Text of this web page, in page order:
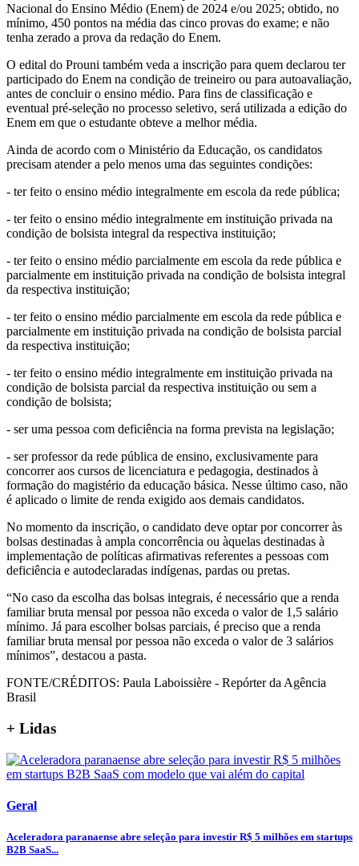
Nacional do Ensino Médio (Enem) de 2024 e/ou 2025; obtido, no
mínimo, 450 pontos na média das cinco provas do exame; e não
tenha zerado a prova da redação do Enem.
O edital do Prouni também veda a inscrição para quem declarou ter
participado do Enem na condição de treineiro ou para autoavaliação,
antes de concluir o ensino médio. Para fins de classificação e
eventual pré-seleção no processo seletivo, será utilizada a edição do
Enem em que o estudante obteve a melhor média.
Ainda de acordo com o Ministério da Educação, os candidatos
precisam atender a pelo menos uma das seguintes condições:
- ter feito o ensino médio integralmente em escola da rede pública;
- ter feito o ensino médio integralmente em instituição privada na
condição de bolsista integral da respectiva instituição;
- ter feito o ensino médio parcialmente em escola da rede pública e
parcialmente em instituição privada na condição de bolsista integral
da respectiva instituição;
- ter feito o ensino médio parcialmente em escola da rede pública e
parcialmente em instituição privada na condição de bolsista parcial
da respectiva instituição;
- ter feito o ensino médio integralmente em instituição privada na
condição de bolsista parcial da respectiva instituição ou sem a
condição de bolsista;
- ser uma pessoa com deficiência na forma prevista na legislação;
- ser professor da rede pública de ensino, exclusivamente para
concorrer aos cursos de licenciatura e pedagogia, destinados à
formação do magistério da educação básica. Nesse último caso, não
é aplicado o limite de renda exigido aos demais candidatos.
No momento da inscrição, o candidato deve optar por concorrer às
bolsas destinadas à ampla concorrência ou àquelas destinadas à
implementação de políticas afirmativas referentes a pessoas com
deficiência e autodeclaradas indígenas, pardas ou pretas.
“No caso da escolha das bolsas integrais, é necessário que a renda
familiar bruta mensal por pessoa não exceda o valor de 1,5 salário
mínimo. Já para escolher bolsas parciais, é preciso que a renda
familiar bruta mensal por pessoa não exceda o valor de 3 salários
mínimos”, destacou a pasta.
FONTE/CRÉDITOS: Paula Laboissière - Repórter da Agência
Brasil
+ Lidas
Geral
Aceleradora paranaense abre seleção para investir R$ 5 milhões em startups
B2B SaaS...